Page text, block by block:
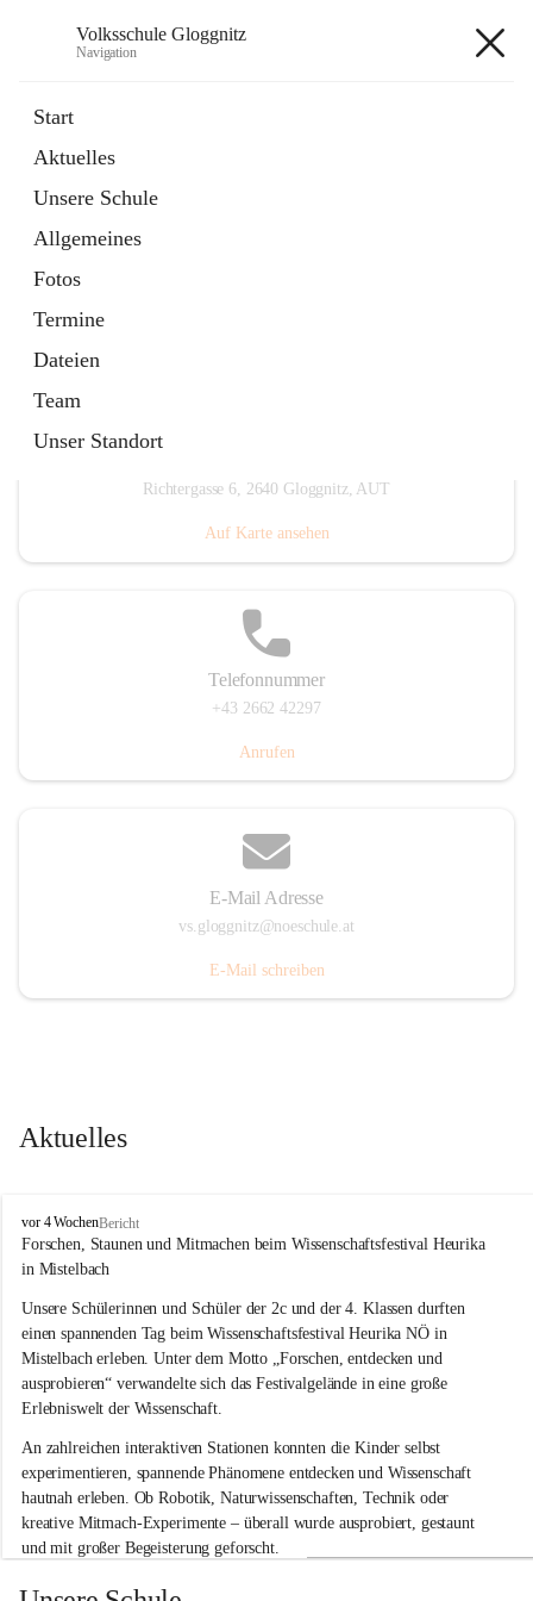
Volksschule Gloggnitz
Navigation
Start
Aktuelles
Unsere Schule
Allgemeines
Fotos
Termine
Dateien
Team
Unser Standort
Seite
in
Tab
Elternverein
öffnet
in
neuem
Tab
Richtergasse 6, 2640 Gloggnitz, AUT
Auf Karte ansehen
Telefonnummer
+43 2662 42297
Anrufen
E-Mail Adresse
vs.gloggnitz@noeschule.at
E-Mail schreiben
Aktuelles
V
o
l
s
s
c
u
l
e
G
l
o
g
g
n
i
vor 4 WochenBericht
Forschen, Staunen und Mitmachen beim Wissenschaftsfestival Heurika
in Mistelbach
Unsere Schülerinnen und Schüler der 2c und der 4. Klassen durften
einen spannenden Tag beim Wissenschaftsfestival Heurika NÖ in
Mistelbach erleben. Unter dem Motto „Forschen, entdecken und
ausprobieren“ verwandelte sich das Festivalgelände in eine große
Erlebniswelt der Wissenschaft.
An zahlreichen interaktiven Stationen konnten die Kinder selbst
experimentieren, spannende Phänomene entdecken und Wissenschaft
hautnah erleben. Ob Robotik, Naturwissenschaften, Technik oder
kreative Mitmach-Experimente – überall wurde ausprobiert, gestaunt
und mit großer Begeisterung geforscht.
Besonders beeindruckend war, dass Wissenschaftlerinnen und